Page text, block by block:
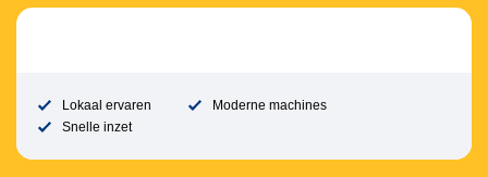
Lokaal ervaren
Moderne machines
Snelle inzet